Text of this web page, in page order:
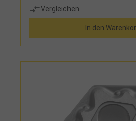
Vergleichen
In den